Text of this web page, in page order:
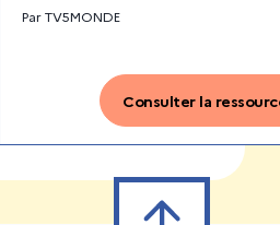
ParTV5MONDE
Consulter la